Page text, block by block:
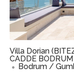
Villa Dorian
CADDE
Bodrum /